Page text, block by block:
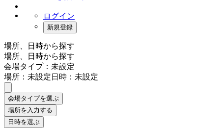
ログイン
新規登録
場所、日時から探す
場所、日時から探す
会場タイプ：未設定
場所：未設定日時：未設定
会場タイプを選ぶ
場所を入力する
日時を選ぶ